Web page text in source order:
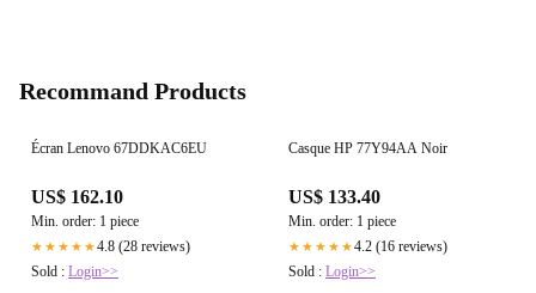
Recommand Products
Écran Lenovo 67DDKAC6EU
US$ 162.10
Min. order: 1 piece
★★★★★4.8 (28 reviews)
Sold : Login>>
Casque HP 77Y94AA Noir
US$ 133.40
Min. order: 1 piece
★★★★★4.2 (16 reviews)
Sold : Login>>